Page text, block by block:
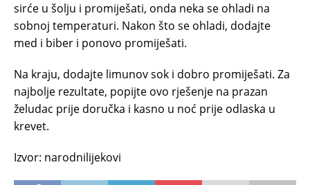
sirće u šolju i promiješati, onda neka se ohladi na
sobnoj temperaturi. Nakon što se ohladi, dodajte
med i biber i ponovo promiješati.
Na kraju, dodajte limunov sok i dobro promiješati. Za
najbolje rezultate, popijte ovo rješenje na prazan
želudac prije doručka i kasno u noć prije odlaska u
krevet.
Izvor: narodnilijekovi